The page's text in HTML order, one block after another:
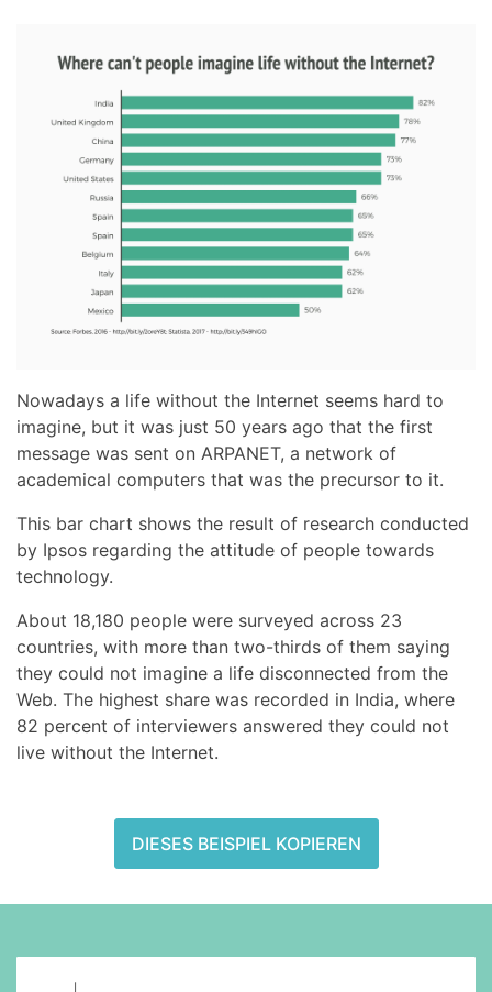
Nowadays a life without the Internet seems hard to
imagine, but it was just 50 years ago that the first
message was sent on ARPANET, a network of
academical computers that was the precursor to it.
This bar chart shows the result of research conducted
by Ipsos regarding the attitude of people towards
technology.
About 18,180 people were surveyed across 23
countries, with more than two-thirds of them saying
they could not imagine a life disconnected from the
Web. The highest share was recorded in India, where
82 percent of interviewers answered they could not
live without the Internet.
DIESES BEISPIEL KOPIEREN